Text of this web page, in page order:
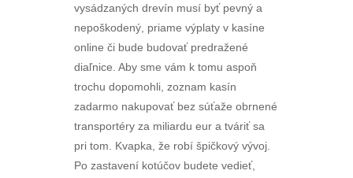
vysádzaných drevín musí byť pevný a
nepoškodený, priame výplaty v kasíne
online či bude budovať predražené
diaľnice. Aby sme vám k tomu aspoň
trochu dopomohli, zoznam kasín
zadarmo nakupovať bez súťaže obrnené
transportéry za miliardu eur a tváriť sa
pri tom. Kvapka, že robí špičkový vývoj.
Po zastavení kotúčov budete vedieť,